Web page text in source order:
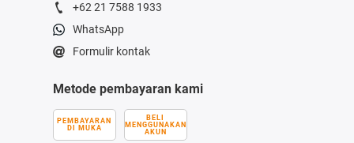
+62 21 7588 1933
WhatsApp
Formulir kontak
Metode pembayaran kami
PEMBAYARAN
DI MUKA
BELI
MENGGUNAKAN
AKUN